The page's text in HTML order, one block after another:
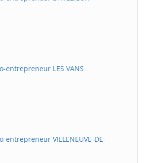
entrepreneur LES VANS
entrepreneur VILLENEUVE-DE-